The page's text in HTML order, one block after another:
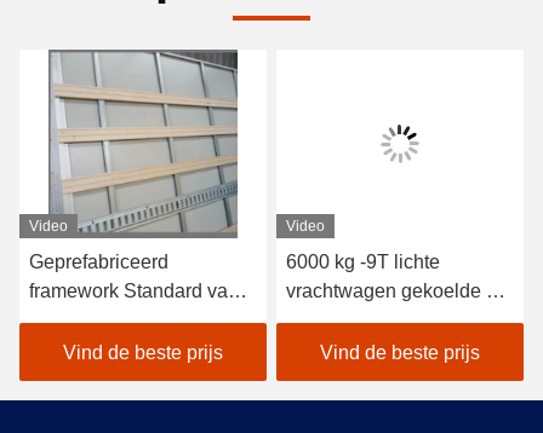
Video
Geprefabriceerd
framework Standard van
de carrosserie van een
droogvrachtwagen
Vind de beste prijs
Video
6000 kg -9T lichte
vrachtwagen gekoelde en
geïsoleerde
vrachtwagenbox met
FRP-sandwichpanelen
Vind de beste prijs